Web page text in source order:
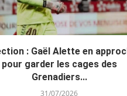
: Gaël Alette en
pour garder les cages des
Grenadiers...
31/07/2026